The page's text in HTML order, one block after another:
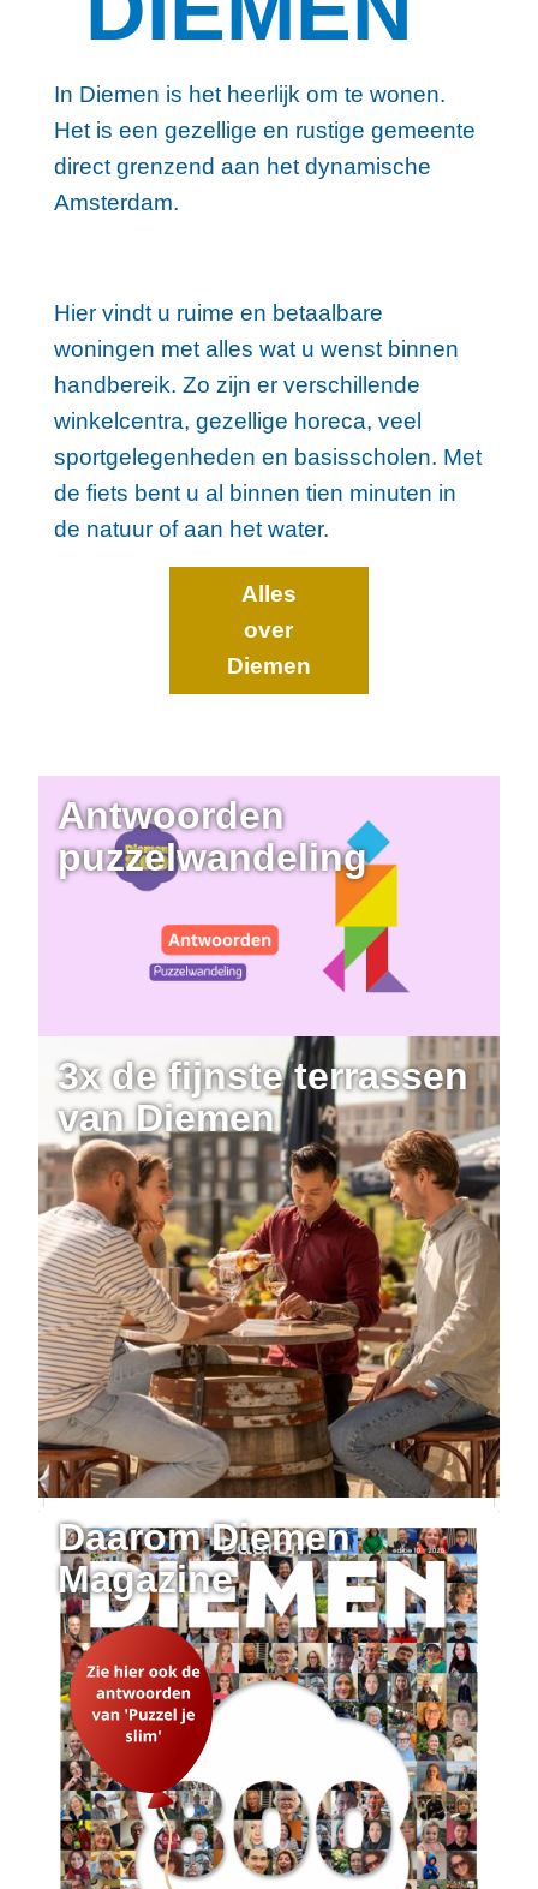
In Diemen is het heerlijk om te wonen.
Het is een gezellige en rustige gemeente
direct grenzend aan het dynamische
Amsterdam.
Hier vindt u ruime en betaalbare
woningen met alles wat u wenst binnen
handbereik. Zo zijn er verschillende
winkelcentra, gezellige horeca, veel
sportgelegenheden en basisscholen. Met
de fiets bent u al binnen tien minuten in
de natuur of aan het water.
Alles
over
Diemen
Antwoorden
puzzelwandeling
3x de fijnste terrassen
van Diemen
Daarom Diemen
Magazine